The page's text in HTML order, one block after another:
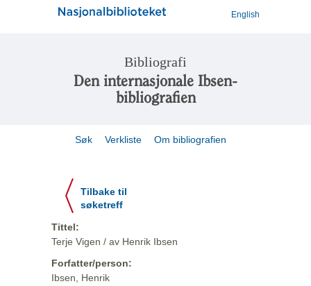
English
Bibliografi
Den internasjonale Ibsen-
bibliografien
Søk Verkliste Om bibliografien
Tilbake til
søketreff
Tittel:
Terje Vigen / av Henrik Ibsen
Forfatter/person:
Ibsen, Henrik